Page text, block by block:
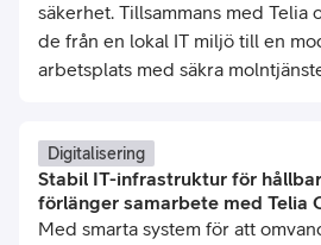
säkerhet. Tillsammans med Telia
de från en lokal IT miljö till en
arbetsplats med säkra
Digitalisering
Stabil IT-infrastruktur för
förlänger samarbete med Telia
Med smarta system för att